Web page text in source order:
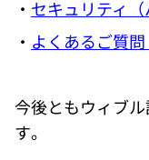
・ セキュリティ（
・ よくあるご質問
今後ともウィブ
す。